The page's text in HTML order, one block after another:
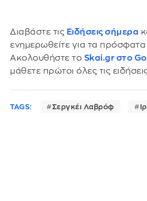
Διαβάστε τις Ειδήσεις σήμερα
ενημερωθείτε για τα πρόσφατα
Ακολουθήστε το Skai.gr στο
μάθετε πρώτοι όλες τις
TAGS: Σεργκέι Λαβρόφ